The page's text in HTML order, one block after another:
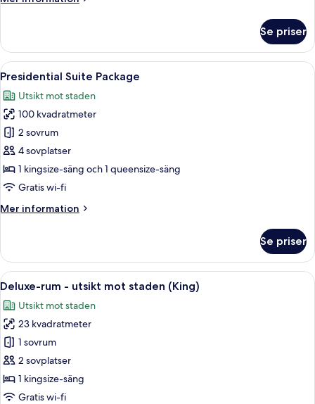
-
terrass
Se priser
Öppna
alla
foton
för
Presidential
Suite
Package
En balkong med en soffa, stolar och
8
Presidential Suite Package
Utsikt mot staden
100 kvadratmeter
2 sovrum
4 sovplatser
1 kingsize-säng och 1 queensize-säng
Gratis wi-fi
Mer information
Mer
Suite
Package
Se priser
Öppna
alla
foton
för
Deluxe-
rum
-
utsikt
Ett rum med ett stort fönster som
9
Deluxe-rum - utsikt mot staden (King)
Utsikt mot staden
23 kvadratmeter
1 sovrum
2 sovplatser
1 kingsize-säng
Gratis wi-fi